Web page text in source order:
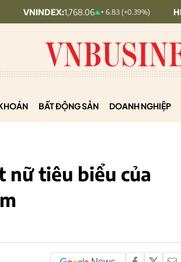
1,768.06 + 6.83 (+0.39%) HNX30: 455.12
BẤT ĐỘNG SẢN DOANH NGHIỆP
nữ tiêu biểu của